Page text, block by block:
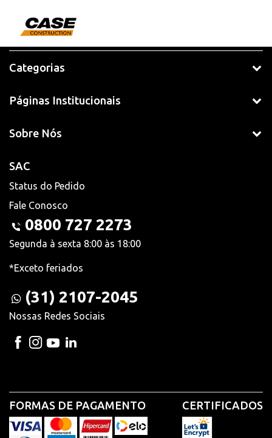
Categorias
Páginas Institucionais
Sobre Nós
SAC
Status do Pedido
Fale Conosco
0800 727 2273
Segunda à sexta 8:00 às 18:00
*Exceto feriados
(31) 2107-2045
Nossas Redes Sociais
FORMAS DE PAGAMENTO CERTIFICADOS